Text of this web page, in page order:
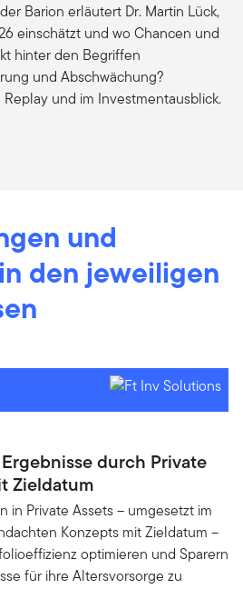
Barion erläutert Dr. Martin Lück,
einschätzt und wo Chancen und
hinter den Begriffen
und Abschwächung?
und im Investmentausblick.
und
den jeweiligen
durch Private
Zieldatum
in Private Assets – umgesetzt im
Konzepts mit Zieldatum –
optimieren und Sparern
für ihre Altersvorsorge zu